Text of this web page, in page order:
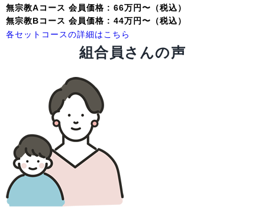
無宗教Aコース 会員価格 : 66万円〜（税込）
無宗教Bコース 会員価格 : 44万円〜（税込）
各セットコースの詳細はこちら
組合員さんの声